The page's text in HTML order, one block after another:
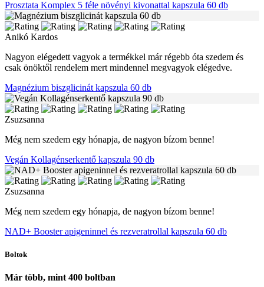
Prosztata Komplex 5 féle növényi kivonattal kapszula 60 db
Anikó Kardos
Nagyon elégedett vagyok a termékkel már régebb óta szedem és
csak önöktől rendelem mert mindennel megvagyok elégedve.
Magnézium biszglicinát kapszula 60 db
Zsuzsanna
Még nem szedem egy hónapja, de nagyon bízom benne!
Vegán Kollagénserkentő kapszula 90 db
Zsuzsanna
Még nem szedem egy hónapja, de nagyon bízom benne!
NAD+ Booster apigeninnel és rezveratrollal kapszula 60 db
Boltok
Már több, mint 400 boltban